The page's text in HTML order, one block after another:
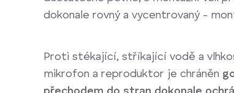
dokonale rovný a vycentrovaný -
Proti stékající, stříkající vodě a
mikrofon a reproduktor je chráněn